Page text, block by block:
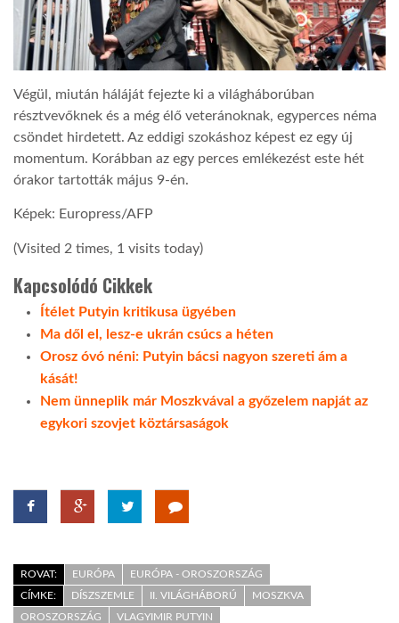
Végül, miután háláját fejezte ki a világháborúban
résztvevőknek és a még élő veteránoknak, egyperces néma
csöndet hirdetett. Az eddigi szokáshoz képest ez egy új
momentum. Korábban az egy perces emlékezést este hét
órakor tartották május 9-én.
Képek: Europress/AFP
(Visited 2 times, 1 visits today)
Kapcsolódó Cikkek
Ítélet Putyin kritikusa ügyében
Ma dől el, lesz-e ukrán csúcs a héten
Orosz óvó néni: Putyin bácsi nagyon szereti ám a
kását!
Nem ünneplik már Moszkvával a győzelem napját az
egykori szovjet köztársaságok
ROVAT: EURÓPA
EURÓPA - OROSZORSZÁG
CÍMKE:
DÍSZSZEMLE II. VILÁGHÁBORÚ
MOSZKVA
OROSZORSZÁG
VLAGYIMIR PUTYIN